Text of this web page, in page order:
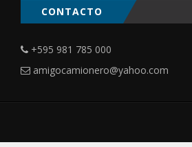
CONTACTO
+595 981 785 000
amigocamionero@yahoo.com